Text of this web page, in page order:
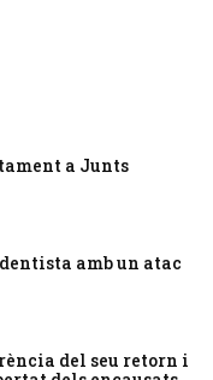
a Junts
amb un atac
del seu retorn i